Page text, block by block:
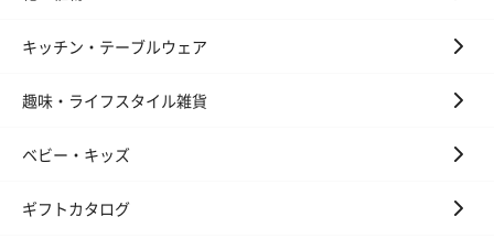
キッチン・テーブルウェア
趣味・ライフスタイル雑貨
ベビー・キッズ
ギフトカタログ